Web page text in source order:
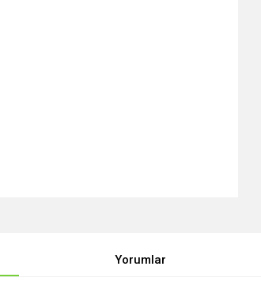
Yorumlar